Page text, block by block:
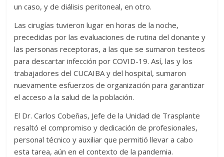
un caso, y de diálisis peritoneal, en otro.
Las cirugías tuvieron lugar en horas de la noche,
precedidas por las evaluaciones de rutina del donante y
las personas receptoras, a las que se sumaron testeos
para descartar infección por COVID-19. Así, las y los
trabajadores del CUCAIBA y del hospital, sumaron
nuevamente esfuerzos de organización para garantizar
el acceso a la salud de la población.
El Dr. Carlos Cobeñas, Jefe de la Unidad de Trasplante
resaltó el compromiso y dedicación de profesionales,
personal técnico y auxiliar que permitió llevar a cabo
esta tarea, aún en el contexto de la pandemia.